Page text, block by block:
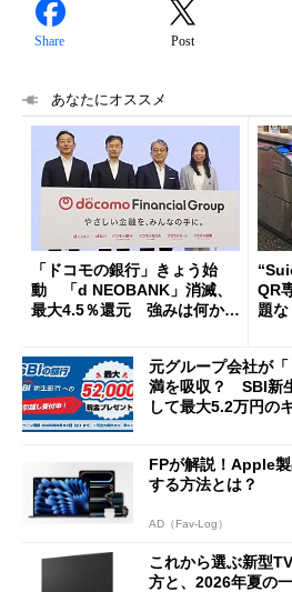
Share Post
あなたにオススメ
「ドコモの銀行」きょう始
動 「d NEOBANK」消滅、
最大4.5％還元 強みは何か解
QR
題な
元グループ会社が
満を吸収？ SBI新
して最大5.2万円の
FPが解説！Apple
する方法とは？
AD（Fav-Log）
これから選ぶ新型
方と、2026年夏の